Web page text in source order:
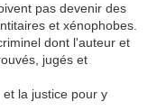
pas devenir des
et xénophobes.
dont l'auteur et
jugés et
et la justice pour y